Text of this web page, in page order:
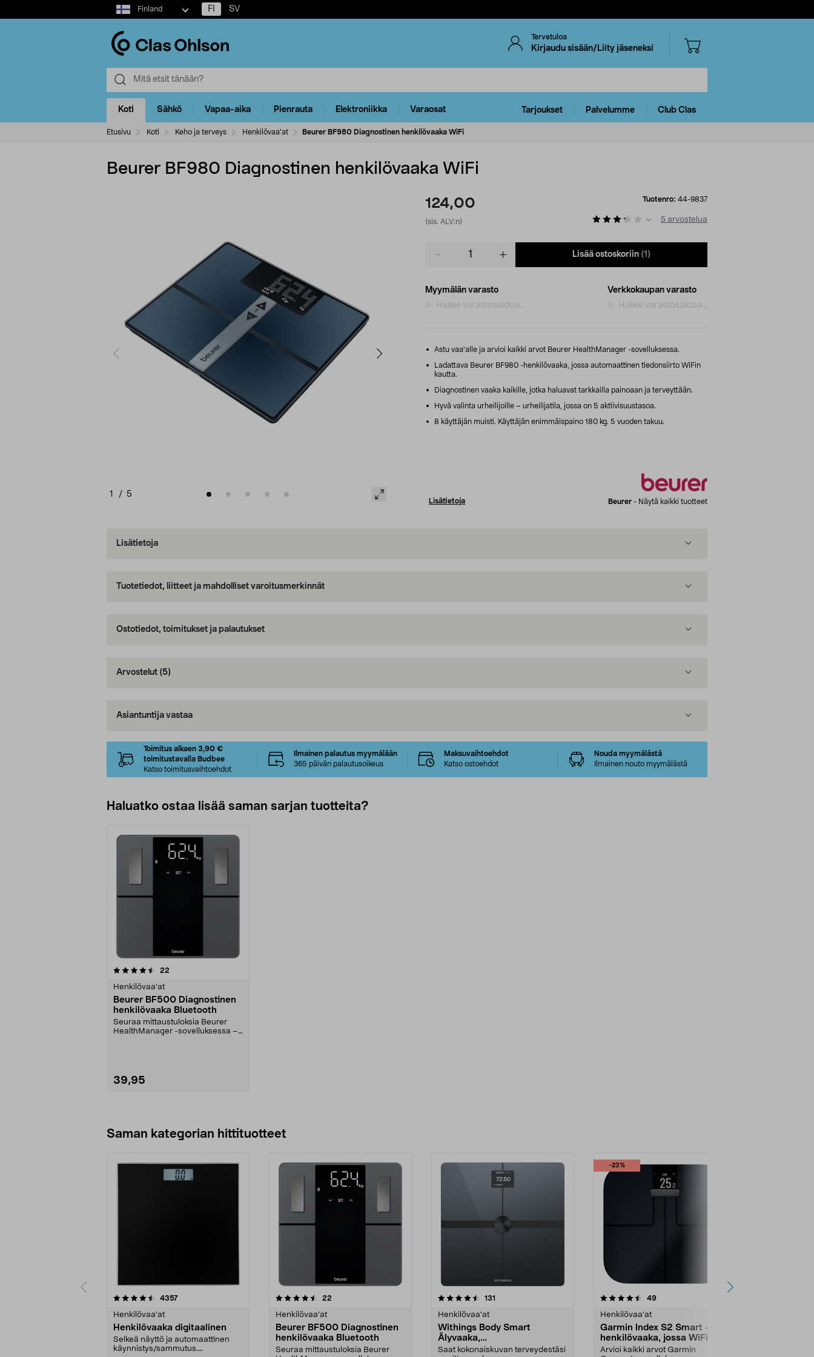
Select
market
Finland FI SV
Tervetuloa
Kirjaudu sisään/Liity jäseneksi
Koti Sähkö Vapaa-aika Pienrauta Elektroniikka Varaosat Tarjoukset Palvelumme Club Clas
Etusivu Koti Keho ja terveys Henkilövaa'at Beurer BF980 Diagnostinen henkilövaaka WiFi
Beurer BF980 Diagnostinen henkilövaaka WiFi
1 / 5
124,00
(sis. ALV:n)
Tuotenro: 44-9837
5 arvostelua
Lisää ostoskoriin (1)
Myymälän varasto
Hakee varastosaldoa...
Verkkokaupan varasto
Hakee varastosaldoa...
Astu vaa'alle ja arvioi kaikki arvot Beurer HealthManager -sovelluksessa.
Ladattava Beurer BF980 -henkilövaaka, jossa automaattinen tiedonsiirto WiFin
kautta.
Diagnostinen vaaka kaikille, jotka haluavat tarkkailla painoaan ja terveyttään.
Hyvä valinta urheilijoille – urheilijatila, jossa on 5 aktiivisuustasoa.
8 käyttäjän muisti. Käyttäjän enimmäispaino 180 kg. 5 vuoden takuu.
Lisätietoja Beurer - Näytä kaikki tuotteet
Lisätietoja
Tuotetiedot, liitteet ja mahdolliset varoitusmerkinnät
Ostotiedot, toimitukset ja palautukset
Arvostelut (5)
Asiantuntija vastaa
Toimitus alkaen 3,90 €
toimitustavalla Budbee
Katso toimitusvaihtoehdot
Ilmainen palautus myymälään
365 päivän palautusoikeus
Maksuvaihtoehdot
Katso ostoehdot
Nouda myymälästä
Ilmainen nouto myymälästä
Haluatko ostaa lisää saman sarjan tuotteita?
22
Henkilövaa'at
Beurer BF500 Diagnostinen
henkilövaaka Bluetooth
Seuraa mittaustuloksia Beurer
HealthManager -sovelluksessa –
39,95
Saman kategorian hittituotteet
4357arvostelut
Henkilövaa'at
Henkilövaaka digitaalinen
Selkeä näyttö ja automaattinen
käynnistys/sammutus.
4.5 viidestä
22
Henkilövaa'at
Beurer BF500 Diagnostinen
henkilövaaka Bluetooth
Seuraa mittaustuloksia Beurer
4.5 viidestä
131
Henkilövaa'at
Withings Body Smart
Älyvaaka,
kehonkoostumusvaaka
Saat kokonaiskuvan terveydestäsi
-23%
4.5 viidestä
49arvostelut
Henkilövaa'at
Garmin Index S2 Smart -
henkilövaaka, jossa WiFi
Arvioi kaikki arvot Garmin
4.5 viidestä